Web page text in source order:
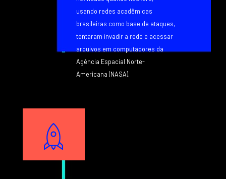
usando redes acadêmicas
brasileiras como base de ataques,
tentaram invadir a rede e acessar
arquivos em computadores da
Agência Espacial Norte-
Americana (NASA).
Texto